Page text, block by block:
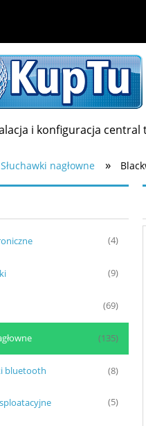
i konfiguracja central
Słuchawki nagłowne »
(4)
(9)
(69)
(135)
bluetooth (8)
(5)